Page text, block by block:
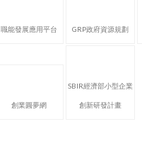
職能發展應用平台 GRP政府資源規劃
創業圓夢網
SBIR經濟部小型企業
創新研發計畫